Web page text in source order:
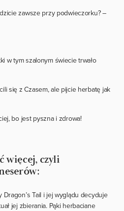
zawsze przy podwieczorku? –
w tym szalonym świecie trwało
się z Czasem, ale pijcie herbatę jak
bo jest pyszna i zdrowa!
więcej, czyli
Tail i jej wyglądu decyduje
jej zbierania. Pąki herbaciane